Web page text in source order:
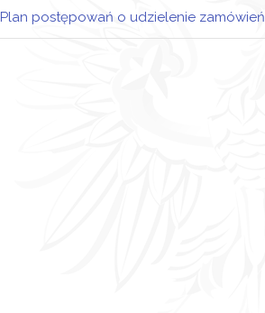
Tereny niezabudowane
Roboty Budowlane
Plan postępowań o udzielenie zamówień